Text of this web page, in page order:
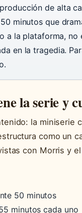
de alta
minutos que
a la plataforma,
en la tragedia.
la serie y
la miniserie
como un
con Morris y
50 minutos
minutos cada uno